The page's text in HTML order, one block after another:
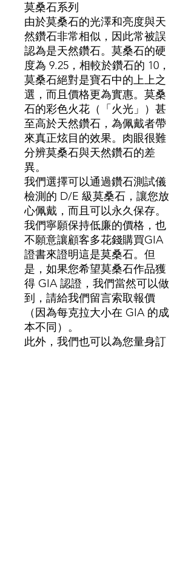
莫桑石系列
由於莫桑石的光澤和亮度與天
然鑽石非常相似，因此常被誤
認為是天然鑽石。莫桑石的硬
度為 9.25，相較於鑽石的 10，
莫桑石絕對是寶石中的上上之
選，而且價格更為實惠。莫桑
石的彩色火花（「火光」）甚
至高於天然鑽石，為佩戴者帶
來真正炫目的效果。肉眼很難
分辨莫桑石與天然鑽石的差
異。
我們選擇可以通過鑽石測試儀
檢測的 D/E 級莫桑石，讓您放
心佩戴，而且可以永久保存。
我們寧願保持低廉的價格，也
不願意讓顧客多花錢購買GIA
證書來證明這是莫桑石。但
是，如果您希望莫桑石作品獲
得 GIA 認證，我們當然可以做
到，請給我們留言索取報價
（因為每克拉大小在 GIA 的成
本不同）。
此外，我們也可以為您量身訂